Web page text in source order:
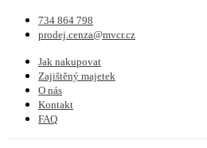
734 864 798
prodej.cenza@mvcr.cz
Jak nakupovat
Zajištěný majetek
O nás
Kontakt
FAQ